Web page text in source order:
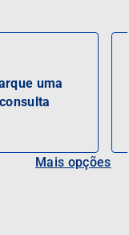
uma
consulta
Mais opções